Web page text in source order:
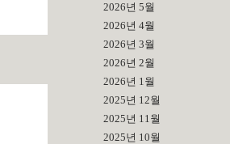
2026년 5월
2026년 4월
2026년 3월
2026년 2월
2026년 1월
2025년 12월
2025년 11월
2025년 10월